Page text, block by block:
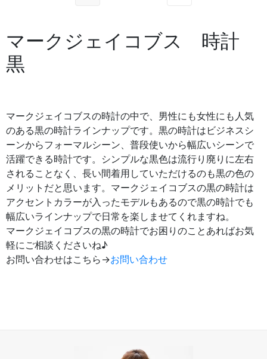
マークジェイコブス 時計
黒
マークジェイコブスの時計の中で、男性にも女性にも人気
のある黒の時計ラインナップです。黒の時計はビジネスシ
ーンからフォーマルシーン、普段使いから幅広いシーンで
活躍できる時計です。シンプルな黒色は流行り廃りに左右
されることなく、長い間着用していただけるのも黒の色の
メリットだと思います。マークジェイコブスの黒の時計は
アクセントカラーが入ったモデルもあるので黒の時計でも
幅広いラインナップで日常を楽しませてくれますね。
マークジェイコブスの黒の時計でお困りのことあればお気
軽にご相談くださいね♪
お問い合わせはこちら→お問い合わせ